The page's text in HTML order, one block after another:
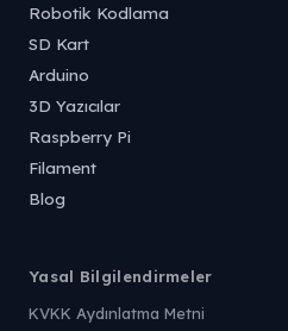
Robotik Kodlama
SD Kart
Arduino
3D Yazıcılar
Raspberry Pi
Filament
Blog
Yasal Bilgilendirmeler
KVKK Aydınlatma Metni